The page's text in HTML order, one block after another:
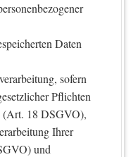
Daten
sofern
Pflichten
(Art. 18 DSGVO),
Ihrer
und